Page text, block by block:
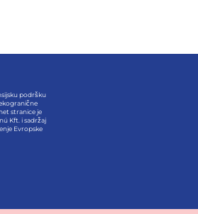
podršku
stranice je
Kft. i sadržaj
Evropske